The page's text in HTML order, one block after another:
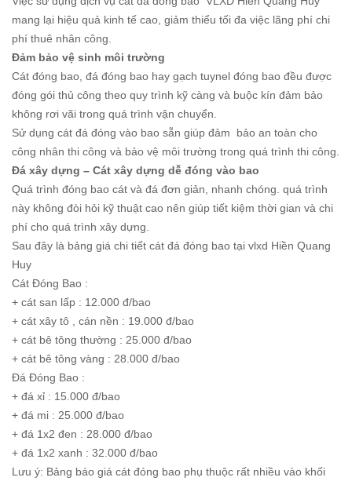
mang lại hiệu quả kinh tế cao, giảm thiểu tối đa việc lãng phí chi
phí thuê nhân công.
Đảm bảo vệ sinh môi trường
Cát đóng bao, đá đóng bao hay gạch tuynel đóng bao đều được
đóng gói thủ công theo quy trình kỹ càng và buộc kín đảm bảo
không rơi vãi trong quá trình vận chuyển.
Sử dụng cát đá đóng vào bao sẵn giúp đảm bảo an toàn cho
công nhân thi công và bảo vệ môi trường trong quá trình thi công.
Đá xây dựng – Cát xây dựng dễ đóng vào bao
Quá trình đóng bao cát và đá đơn giản, nhanh chóng. quá trình
này không đòi hỏi kỹ thuật cao nên giúp tiết kiệm thời gian và chi
phí cho quá trình xây dựng.
Sau đây là bảng giá chi tiết cát đá đóng bao tại vlxd Hiền Quang
Huy
Cát Đóng Bao :
+ cát san lấp : 12.000 đ/bao
+ cát xây tô , cán nền : 19.000 đ/bao
+ cát bê tông thường : 25.000 đ/bao
+ cát bê tông vàng : 28.000 đ/bao
Đá Đóng Bao :
+ đá xỉ : 15.000 đ/bao
+ đá mi : 25.000 đ/bao
+ đá 1x2 đen : 28.000 đ/bao
+ đá 1x2 xanh : 32.000 đ/bao
Lưu ý: Bảng báo giá cát đóng bao phụ thuộc rất nhiều vào khối